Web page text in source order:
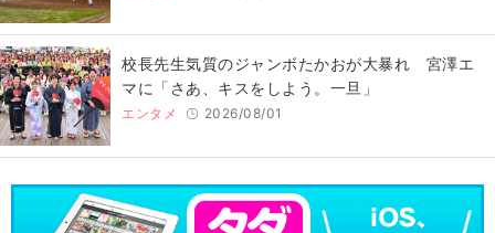
校長先生気質のジャンボたかおが大暴れ 宮澤エ
マに「さあ、キスをしよう。一旦」
エンタメ 2026/08/01